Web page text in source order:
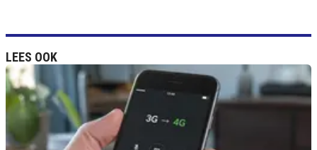
LEES OOK